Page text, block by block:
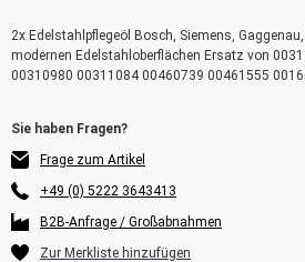
2x Edelstahlpflegeöl Bosch, Siemens,
modernen Edelstahloberflächen Ersatz von
00310980 00311084 00460739 00461555
Frage zum Artikel
+49 (0) 5222 3643413
B2B-Anfrage / Großabnahmen